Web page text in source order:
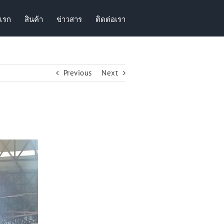
ก สินค้า ข่าวสาร ติดต่อเรา
Previous Next